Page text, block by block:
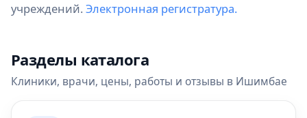
учреждений. Электронная регистратура.
Разделы каталога
Клиники, врачи, цены, работы и отзывы в Ишимбае